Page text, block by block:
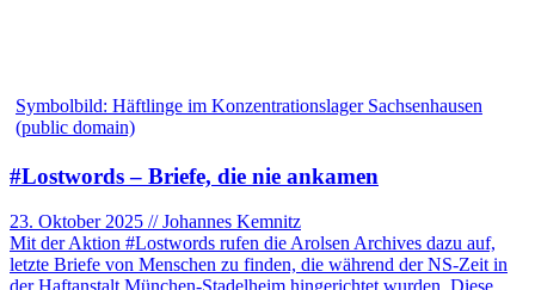
Symbolbild: Häftlinge im Konzentrationslager Sachsenhausen
(public domain)
#Lostwords – Briefe, die nie ankamen
23. Oktober 2025 // Johannes Kemnitz
Mit der Aktion #Lostwords rufen die Arolsen Archives dazu auf,
letzte Briefe von Menschen zu finden, die während der NS-Zeit in